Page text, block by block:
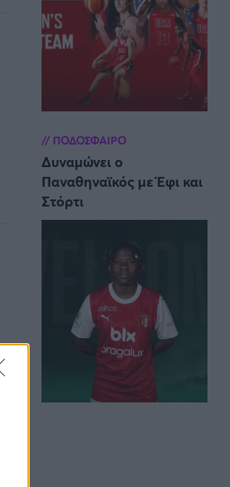
ΠΟΔΟΣΦΑΙΡΟ
Δυναμώνει ο
Παναθηναϊκός με Έφι και
Στόρτι